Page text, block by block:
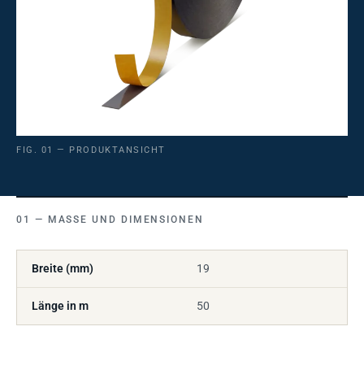
FIG. 01 — PRODUKTANSICHT
MASSE UND DIMENSIONEN
Breite (mm) 19
Länge in m 50